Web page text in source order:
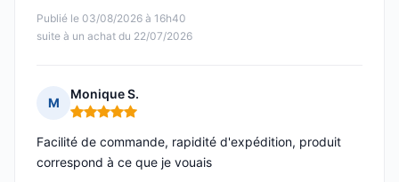
Publié le 03/08/2026 à 16h40
suite à un achat du 22/07/2026
M
Monique S.
Note : 5 sur 5
Facilité de commande, rapidité d'expédition, produit
correspond à ce que je vouais